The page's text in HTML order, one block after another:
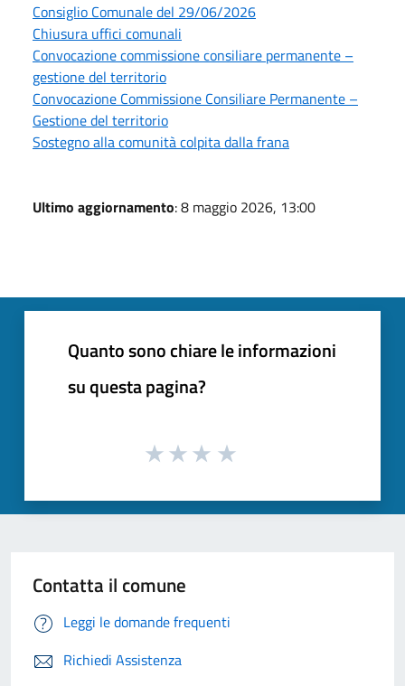
Consiglio Comunale del 29/06/2026
Chiusura uffici comunali
Convocazione commissione consiliare permanente –
gestione del territorio
Convocazione Commissione Consiliare Permanente –
Gestione del territorio
Sostegno alla comunità colpita dalla frana
Ultimo aggiornamento: 8 maggio 2026, 13:00
Quanto sono chiare le informazioni
su questa pagina?
Contatta il comune
Leggi le domande frequenti
Richiedi Assistenza